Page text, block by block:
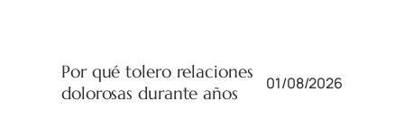
Por qué tolero relaciones
dolorosas durante años
01/08/2026